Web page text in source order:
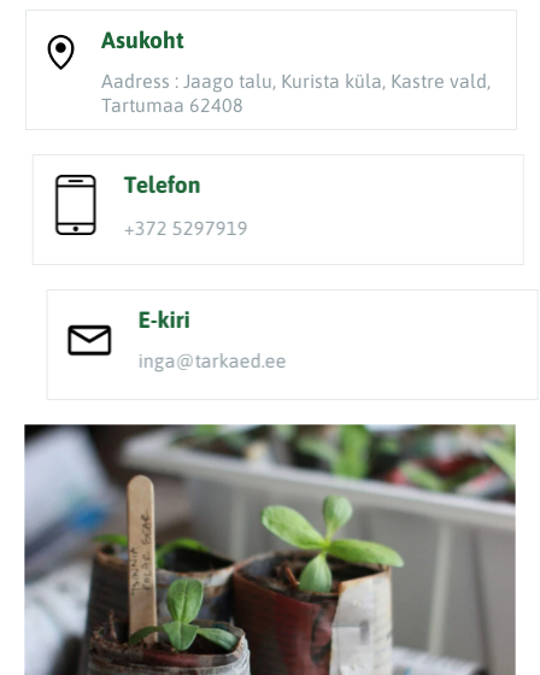
Asukoht
Aadress : Jaago talu, Kurista küla, Kastre vald,
Tartumaa 62408
Telefon
+372 5297919
E-kiri
inga@tarkaed.ee